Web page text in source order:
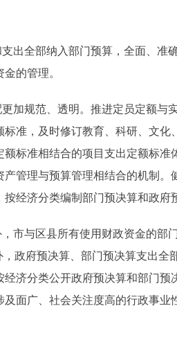
全部纳入部门预算，全面、准确
的管理。
规范、透明。推进定员定额与
准，及时修订教育、科研、文化
标准相结合的项目支出定额标准
管理与预算管理相结合的机制。
经济分类编制部门预决算和政府
与区县所有使用财政资金的部
政府预决算、部门预决算支出全
济分类公开政府预决算和部门预
面广、社会关注度高的行政事业